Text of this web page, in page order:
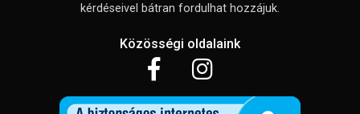
kérdéseivel bátran fordulhat hozzájuk.
Közösségi oldalaink